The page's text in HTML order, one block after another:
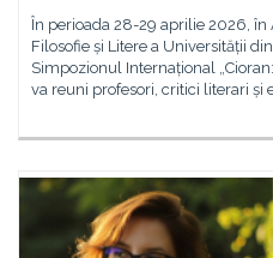
În perioada 28-29 aprilie 2026, în
Filosofie și Litere a Universității
Simpozionul Internațional
va reuni profesori, critici literari și